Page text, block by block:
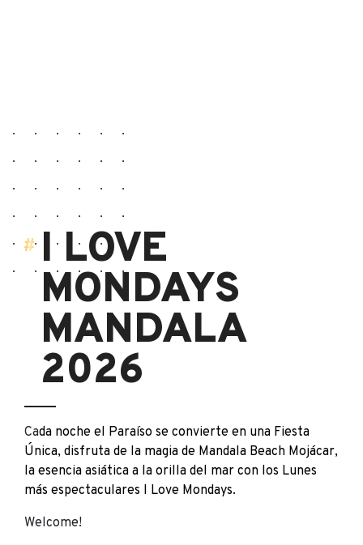
I LOVE
MONDAYS
MANDALA
2026
Cada noche el Paraíso se convierte en una Fiesta
Única, disfruta de la magia de Mandala Beach Mojácar,
la esencia asiática a la orilla del mar con los Lunes
más espectaculares I Love Mondays.
Welcome!